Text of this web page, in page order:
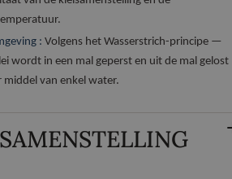
: Volgens het Wasserstrich-principe —
wordt in een mal geperst en uit de mal gelost
middel van enkel water.